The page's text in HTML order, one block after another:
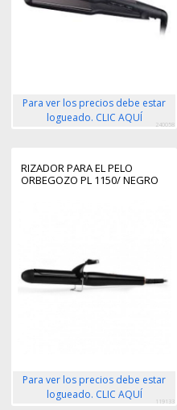
Para ver los precios debe estar
logueado. CLIC AQUÍ
240058
RIZADOR PARA EL PELO
ORBEGOZO PL 1150/ NEGRO
Para ver los precios debe estar
logueado. CLIC AQUÍ
119133